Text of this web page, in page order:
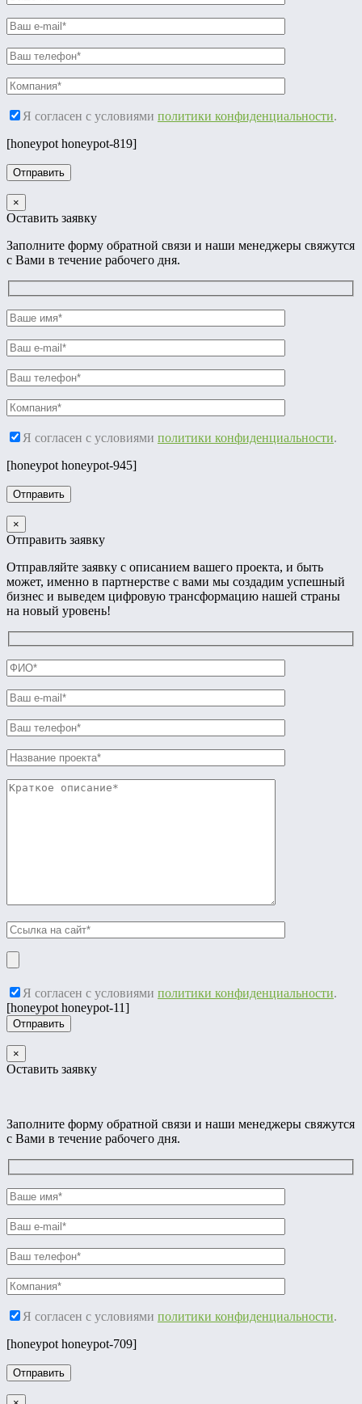
Я согласен с условиями политики конфиденциальности.
[honeypot honeypot-819]
×
Оставить заявку
Заполните форму обратной связи и наши менеджеры свяжутся
с Вами в течение рабочего дня.
Я согласен с условиями политики конфиденциальности.
[honeypot honeypot-945]
×
Отправить заявку
Отправляйте заявку с описанием вашего проекта, и быть
может, именно в партнерстве с вами мы создадим успешный
бизнес и выведем цифровую трансформацию нашей страны
на новый уровень!
Я согласен с условиями политики конфиденциальности.
[honeypot honeypot-11]
×
Оставить заявку
Заполните форму обратной связи и наши менеджеры свяжутся
с Вами в течение рабочего дня.
Я согласен с условиями политики конфиденциальности.
[honeypot honeypot-709]